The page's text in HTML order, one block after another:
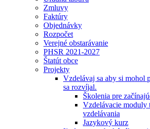
Zmluvy
Faktúry
Objednávky
Rozpočet
Verejné obstarávanie
PHSR 2021-2027
Štatút obce
Projekty
Vzdelávaj sa aby si mohol
sa rozvíjal.
Školenia pre
Vzdelávacie moduly
vzdelávania
Jazykový kurz